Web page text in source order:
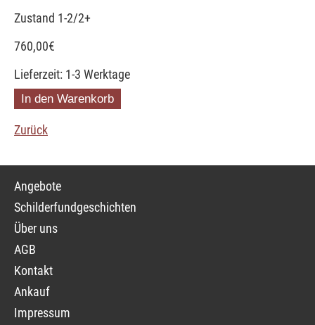
Zustand 1-2/2+
760,00€
Lieferzeit: 1-3 Werktage
Zurück
Navigation
überspringen
Angebote
Schilderfundgeschichten
Über uns
AGB
Kontakt
Ankauf
Impressum